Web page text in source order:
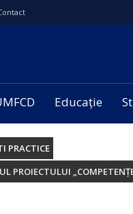
Educație
PRACTICE
PROIECTULUI